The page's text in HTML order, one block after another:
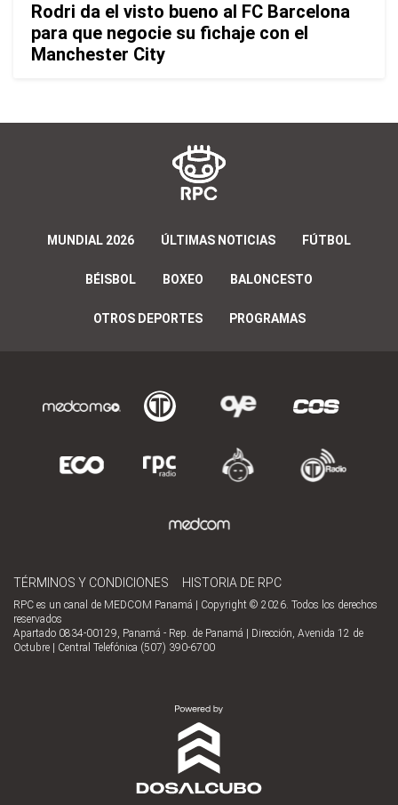
Rodri da el visto bueno al FC Barcelona
para que negocie su fichaje con el
Manchester City
MUNDIAL 2026 ÚLTIMAS NOTICIAS FÚTBOL
BÉISBOL BOXEO BALONCESTO
OTROS DEPORTES PROGRAMAS
TÉRMINOS Y CONDICIONES HISTORIA DE RPC
RPC es un canal de MEDCOM Panamá | Copyright © 2026. Todos los derechos
reservados
Apartado 0834-00129, Panamá - Rep. de Panamá | Dirección, Avenida 12 de
Octubre | Central Telefónica (507) 390-6700